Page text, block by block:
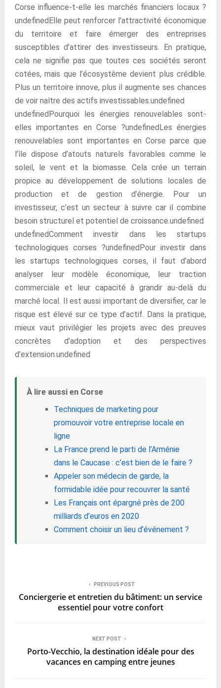
Corse influence-t-elle les marchés financiers locaux ?
undefinedElle peut renforcer l’attractivité économique
du territoire et faire émerger des entreprises
susceptibles d’attirer des investisseurs. En pratique,
cela ne signifie pas que toutes ces sociétés seront
cotées, mais que l’écosystème devient plus crédible.
Plus un territoire innove, plus il augmente ses chances
de voir naître des actifs investissables.undefined
undefinedPourquoi les énergies renouvelables sont-
elles importantes en Corse ?undefinedLes énergies
renouvelables sont importantes en Corse parce que
l’île dispose d’atouts naturels favorables comme le
soleil, le vent et la biomasse. Cela crée un terrain
propice au développement de solutions locales de
production et de gestion d’énergie. Pour un
investisseur, c’est un secteur à suivre car il combine
besoin structurel et potentiel de croissance.undefined
undefinedComment investir dans les startups
technologiques corses ?undefinedPour investir dans
les startups technologiques corses, il faut d’abord
analyser leur modèle économique, leur traction
commerciale et leur capacité à grandir au-delà du
marché local. Il est aussi important de diversifier, car le
risque est élevé sur ce type d’actif. Dans la pratique,
mieux vaut privilégier les projets avec des preuves
concrètes d’adoption et des perspectives
d’extension.undefined
À lire aussi en Corse
Techniques de marketing pour
promouvoir votre entreprise locale en
ligne
La France prend le parti de l’Arménie
dans le Caucase : c’est bien de le faire ?
Appeler son médecin de garde, la
formidable idée pour recouvrer la santé
Les Français ont épargné près de 200
milliards d’euros en 2020
Comment choisir un lieu d’événement ?
PREVIOUS POST
Conciergerie et entretien du bâtiment: un service
essentiel pour votre confort
NEXT POST
Porto-Vecchio, la destination idéale pour des
vacances en camping entre jeunes